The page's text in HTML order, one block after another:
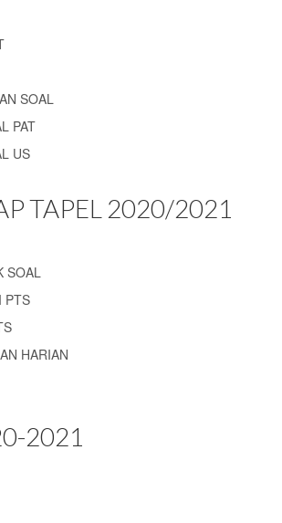
SOAL
PAT
US
TAPEL 2020/2021
SOAL
PTS
HARIAN
2021